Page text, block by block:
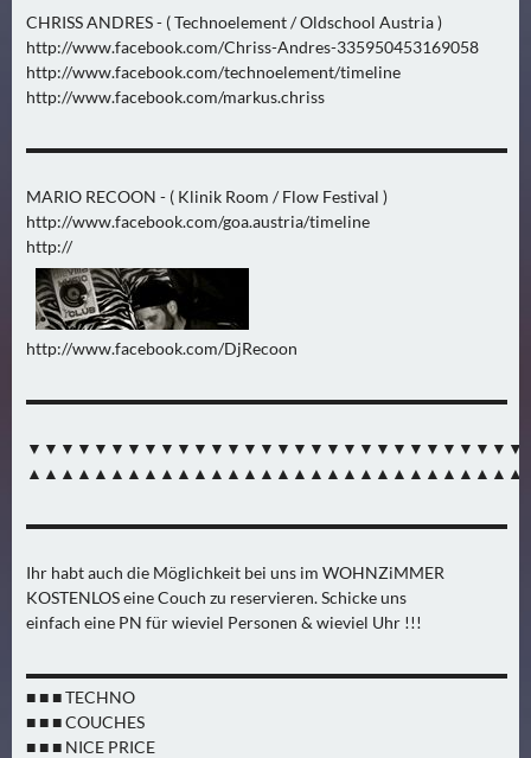
T
A
G
0
N
Ä
C
H
S
E
S
A
T
A
G
0
)
CHRISS ANDRES - ( Technoelement / Oldschool Austria )
http://www.facebook.com/Chriss-Andres-335950453169058
http://www.facebook.com/technoelement/timeline
http://www.facebook.com/markus.chriss
▬▬▬▬▬▬▬▬▬▬▬▬▬▬▬▬▬▬▬▬▬▬▬▬▬▬▬▬▬
MARIO RECOON - ( Klinik Room / Flow Festival )
http://www.facebook.com/goa.austria/timeline
http://
http://www.facebook.com/DjRecoon
▬▬▬▬▬▬▬▬▬▬▬▬▬▬▬▬▬▬▬▬▬▬▬▬▬▬▬▬▬
▼▼▼▼▼▼▼▼▼▼▼▼▼▼▼▼▼▼▼▼▼▼▼▼▼▼▼▼▼▼
▲▲▲▲▲▲▲▲▲▲▲▲▲▲▲▲▲▲▲▲▲▲▲▲▲▲▲▲▲▲
▬▬▬▬▬▬▬▬▬▬▬▬▬▬▬▬▬▬▬▬▬▬▬▬▬▬▬▬▬
Ihr habt auch die Möglichkeit bei uns im WOHNZiMMER
KOSTENLOS eine Couch zu reservieren. Schicke uns
einfach eine PN für wieviel Personen & wieviel Uhr !!!
▬▬▬▬▬▬▬▬▬▬▬▬▬▬▬▬▬▬▬▬▬▬▬▬▬▬▬▬▬
■ ■ ■ TECHNO
■ ■ ■ COUCHES
■ ■ ■ NICE PRICE